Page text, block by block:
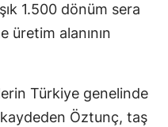
1.500 dönüm sera
üretim alanının
Türkiye genelinde
Öztunç, taş